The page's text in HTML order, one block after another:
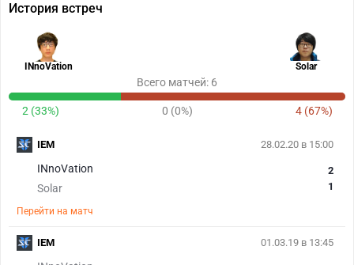
История встреч
INnoVation Solar
Всего матчей: 6
2 (33%) 0 (0%) 4 (67%)
28.02.20 в 15:00
INnoVation
Solar
2
1
Перейти на матч
IEM
01.03.19 в 13:45
IEM